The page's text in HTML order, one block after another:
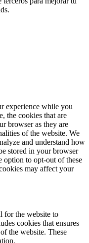
experience while you
the cookies that are
browser as they are
of the website. We
and understand how
stored in your browser
option to opt-out of these
may affect your
for the website to
cookies that ensures
the website. These